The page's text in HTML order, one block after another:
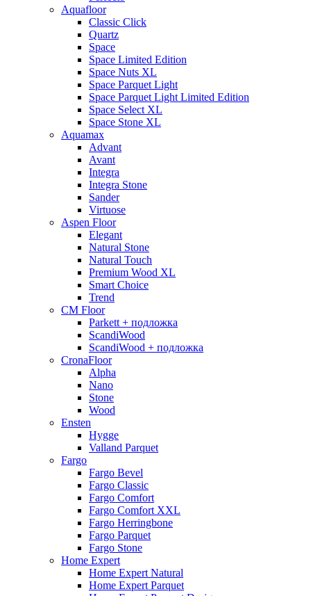
Aquafloor
Classic Click
Quartz
Space
Space Limited Edition
Space Nuts XL
Space Parquet Light
Space Parquet Light Limited Edition
Space Select XL
Space Stone XL
Aquamax
Advant
Avant
Integra
Integra Stone
Sander
Virtuose
Aspen Floor
Elegant
Natural Stone
Natural Touch
Premium Wood XL
Smart Choice
Trend
CM Floor
Parkett + подложка
ScandiWood
ScandiWood + подложка
CronaFloor
Alpha
Nano
Stone
Wood
Ensten
Hygge
Valland Parquet
Fargo
Fargo Bevel
Fargo Classic
Fargo Comfort
Fargo Comfort XXL
Fargo Herringbone
Fargo Parquet
Fargo Stone
Home Expert
Home Expert Natural
Home Expert Parquet